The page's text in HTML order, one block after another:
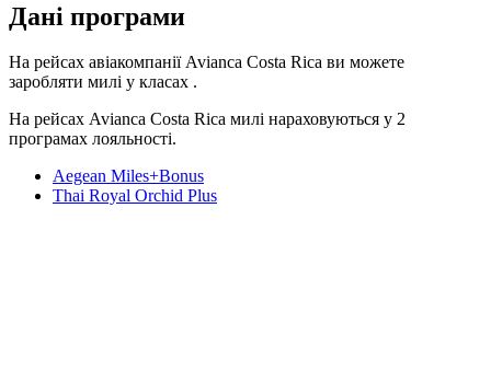
Дані програми
На рейсах авіакомпанії Avianca Costa Rica ви можете
заробляти милі у класах .
На рейсах Avianca Costa Rica милі нараховуються у 2
програмах лояльності.
Aegean Miles+Bonus
Thai Royal Orchid Plus